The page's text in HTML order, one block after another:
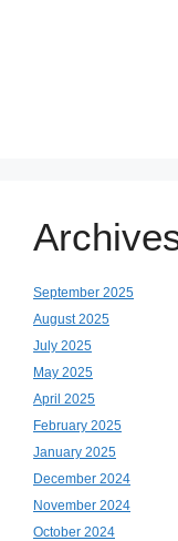
September 2025
August 2025
July 2025
May 2025
April 2025
February 2025
January 2025
December 2024
November 2024
October 2024